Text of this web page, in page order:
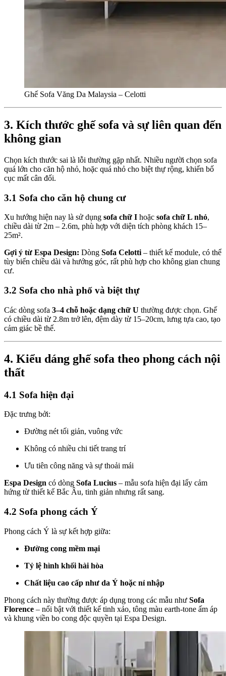
Ghế Sofa Văng Da Malaysia – Celotti
3. Kích thước ghế sofa và sự liên quan đến
không gian
Chọn kích thước sai là lỗi thường gặp nhất. Nhiều người chọn sofa
quá lớn cho căn hộ nhỏ, hoặc quá nhỏ cho biệt thự rộng, khiến bố
cục mất cân đối.
3.1 Sofa cho căn hộ chung cư
Xu hướng hiện nay là sử dụng sofa chữ I hoặc sofa chữ L nhỏ,
chiều dài từ 2m – 2.6m, phù hợp với diện tích phòng khách 15–
25m².
Gợi ý từ Espa Design: Dòng Sofa Celotti– thiết kế module, có thể
tùy biến chiều dài và hướng góc, rất phù hợp cho không gian chung
cư.
3.2 Sofa cho nhà phố và biệt thự
Các dòng sofa 3–4 chỗ hoặc dạng chữ U thường được chọn. Ghế
có chiều dài từ 2.8m trở lên, đệm dày từ 15–20cm, lưng tựa cao, tạo
cảm giác bề thế.
4. Kiểu dáng ghế sofa theo phong cách nội
thất
4.1 Sofa hiện đại
Đặc trưng bởi:
Đường nét tối giản, vuông vức
Không có nhiều chi tiết trang trí
Ưu tiên công năng và sự thoải mái
Espa Design có dòng Sofa Lucius – mẫu sofa hiện đại lấy cảm
hứng từ thiết kế Bắc Âu, tinh giản nhưng rất sang.
4.2 Sofa phong cách Ý
Phong cách Ý là sự kết hợp giữa:
Đường cong mềm mại
Tỷ lệ hình khối hài hòa
Chất liệu cao cấp như da Ý hoặc nỉ nhập
Phong cách này thường được áp dụng trong các mẫu như Sofa
Florence – nổi bật với thiết kế tinh xảo, tông màu earth-tone ấm áp
và khung viền bo cong độc quyền tại Espa Design.